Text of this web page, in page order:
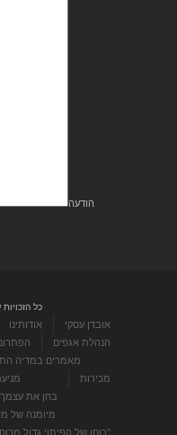
הודעה
כל
אובדן עסקי אודותינו
הנהלת אגפים
מאמרים במדיה
מכירות
בחן את
מיומנה של
"כוחו של הפיתוי גדול